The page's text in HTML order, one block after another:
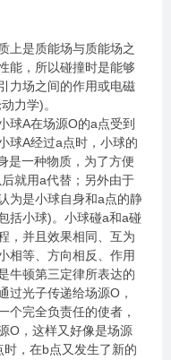
上是质能场与质能场之
能，所以碰撞时是能够
力场之间的作用或电磁
力学)。
球A在场源O的a点受到
球A经过a点时，小球的
是一种物质，为了方便
就用a代替；另外由于
为是小球自身和a点的静
括小球)。小球碰a和a碰
，并且效果相同、互为
相等、方向相反、作用
牛顿第三定律所表达的
过光子传递给场源O，
个完全负责任的使者，
O，这样又好像是场源
，在b点又发生了新的